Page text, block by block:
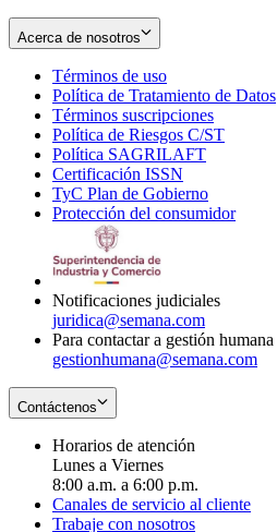
Acerca de nosotros
Términos de uso
in
new
window
Política de Tratamiento de Datos
Términos suscripciones
in
Política de Riesgos C/ST
Política SAGRILAFT
new
window
Certificación ISSN
in
new
TyC Plan de Gobierno
in
Protección del consumidorOpens
Notificaciones judiciales
juridica@semana.com
Para contactar a gestión humana
gestionhumana@semana.com
Contáctenos
Horarios de atención
Lunes a Viernes
8:00 a.m. a 6:00 p.m.
Canales de servicio al cliente
Trabaje con nosotros